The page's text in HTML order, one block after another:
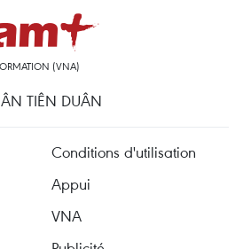
(VNA)
TIÊN DUÂN
Conditions d'utilisation
Appui
VNA